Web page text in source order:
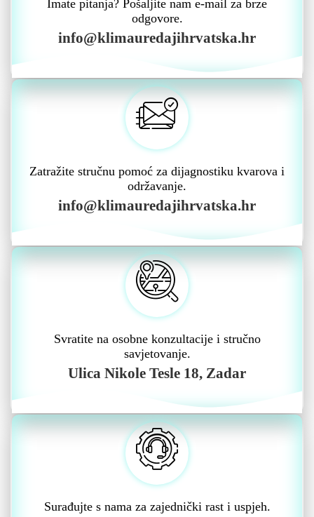
Imate pitanja? Pošaljite nam e-mail za brze
odgovore.
info@klimauredajihrvatska.hr
Zatražite stručnu pomoć za dijagnostiku kvarova i
održavanje.
info@klimauredajihrvatska.hr
Svratite na osobne konzultacije i stručno
savjetovanje.
Ulica Nikole Tesle 18, Zadar
Surađujte s nama za zajednički rast i uspjeh.